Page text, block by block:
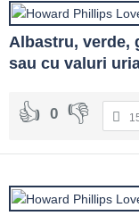
Albastru, verde,
sau cu valuri
0